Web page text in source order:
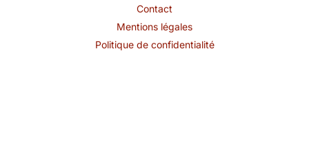
Contact
Mentions légales
Politique de confidentialité